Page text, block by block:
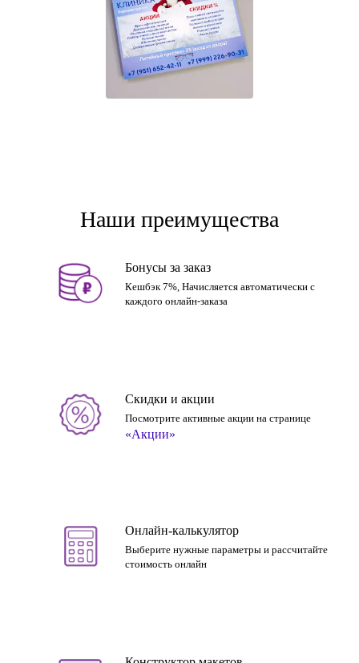
Наши преимущества
Бонусы за заказ
Кешбэк 7%, Начисляется автоматически с
каждого онлайн-заказа
Скидки и акции
Посмотрите активные акции на странице
«Акции»
Онлайн-калькулятор
Выберите нужные параметры и рассчитайте
стоимость онлайн